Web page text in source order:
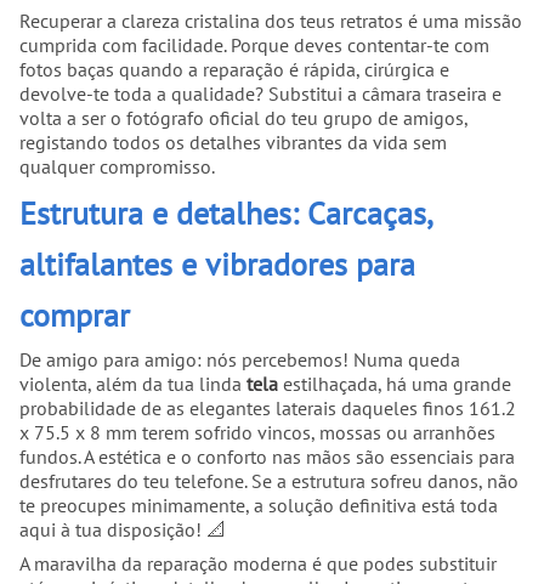
Recuperar a clareza cristalina dos teus retratos é uma missão
cumprida com facilidade. Porque deves contentar-te com
fotos baças quando a reparação é rápida, cirúrgica e
devolve-te toda a qualidade? Substitui a câmara traseira e
volta a ser o fotógrafo oficial do teu grupo de amigos,
registando todos os detalhes vibrantes da vida sem
qualquer compromisso.
Estrutura e detalhes: Carcaças,
altifalantes e vibradores para
comprar
De amigo para amigo: nós percebemos! Numa queda
violenta, além da tua linda tela estilhaçada, há uma grande
probabilidade de as elegantes laterais daqueles finos 161.2
x 75.5 x 8 mm terem sofrido vincos, mossas ou arranhões
fundos. A estética e o conforto nas mãos são essenciais para
desfrutares do teu telefone. Se a estrutura sofreu danos, não
te preocupes minimamente, a solução definitiva está toda
aqui à tua disposição! 📐
A maravilha da reparação moderna é que podes substituir